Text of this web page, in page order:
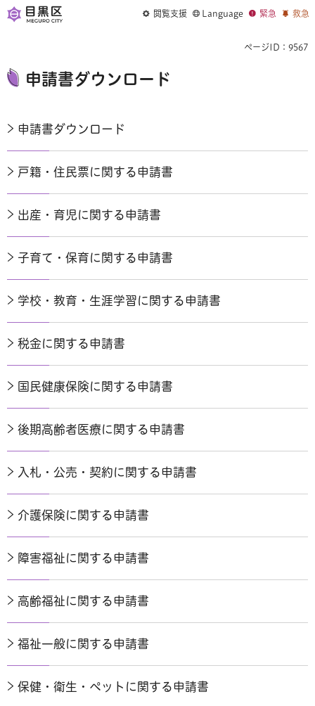
閲覧支援 Language 緊急 救急
ページID：9567
申請書ダウンロード
申請書ダウンロード
戸籍・住民票に関する申請書
出産・育児に関する申請書
子育て・保育に関する申請書
学校・教育・生涯学習に関する申請書
税金に関する申請書
国民健康保険に関する申請書
後期高齢者医療に関する申請書
入札・公売・契約に関する申請書
介護保険に関する申請書
障害福祉に関する申請書
高齢福祉に関する申請書
福祉一般に関する申請書
保健・衛生・ペットに関する申請書